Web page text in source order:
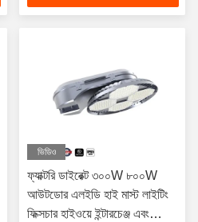
ভিডিও
ফ্যাক্টরি ডাইরেক্ট ৩০০W ৮০০W
আউটডোর এলইডি হাই মাস্ট লাইটিং
ফিক্সচার হাইওয়ে ইন্টারচেঞ্জ এবং